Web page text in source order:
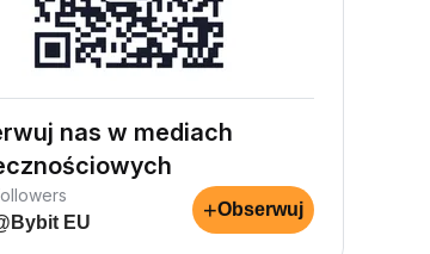
nas w mediach
EU
+Obserwuj